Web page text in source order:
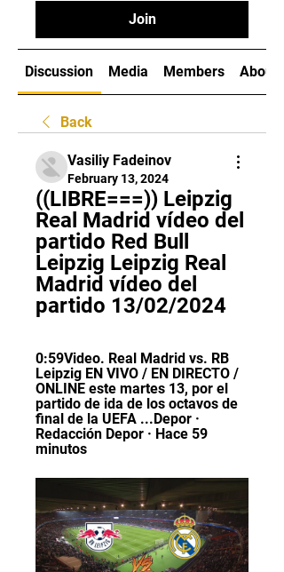
Join
Discussion Media Members About
Back
Vasiliy Fadeinov
February 13, 2024
((LIBRE===)) Leipzig
Real Madrid vídeo del
partido Red Bull
Leipzig Leipzig Real
Madrid vídeo del
partido 13/02/2024
0:59Video. Real Madrid vs. RB
Leipzig EN VIVO / EN DIRECTO /
ONLINE este martes 13, por el
partido de ida de los octavos de
final de la UEFA ...Depor ·
Redacción Depor · Hace 59
minutos